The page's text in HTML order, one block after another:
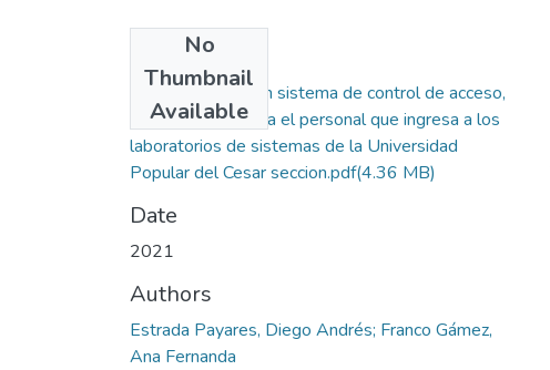
No
Thumbnail
Available
Desarrollo de un sistema de control de acceso,
basado en IoT para el personal que ingresa a los
laboratorios de sistemas de la Universidad
Popular del Cesar seccion.pdf(4.36 MB)
Date
2021
Authors
Estrada Payares, Diego Andrés; Franco Gámez,
Ana Fernanda